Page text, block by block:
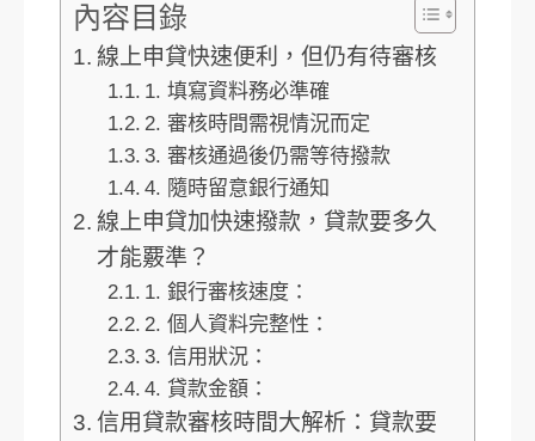
內容目錄
線上申貸快速便利，但仍有待審核
1. 填寫資料務必準確
2. 審核時間需視情況而定
3. 審核通過後仍需等待撥款
4. 隨時留意銀行通知
線上申貸加快速撥款，貸款要多久
才能覈準？
1. 銀行審核速度：
2. 個人資料完整性：
3. 信用狀況：
4. 貸款金額：
信用貸款審核時間大解析：貸款要